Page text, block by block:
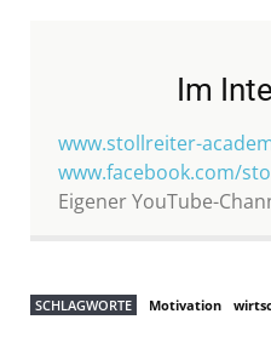
Im
www.stollreiter-
www.facebook.com/
Eigener YouTube-
SCHLAGWORTE Motivation